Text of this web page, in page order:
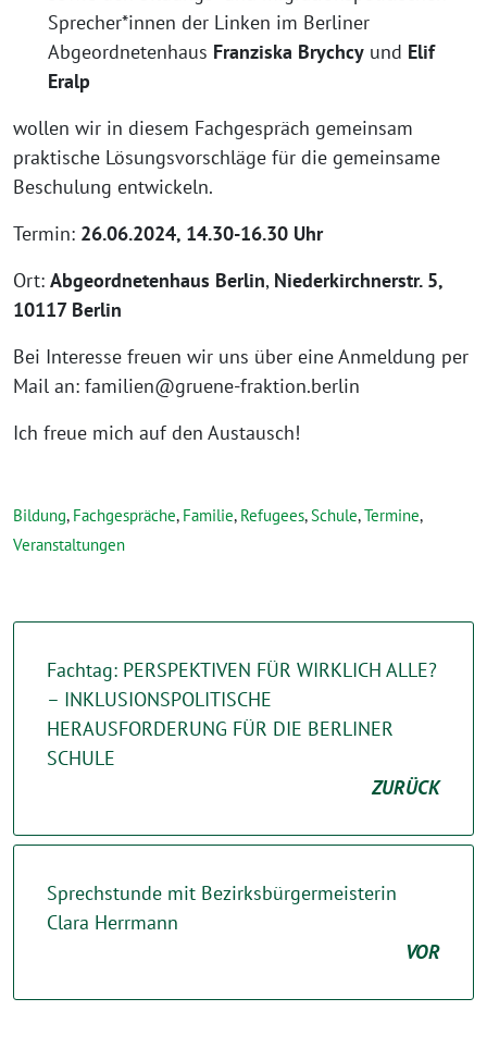
Sprecher*innen der Linken im Berliner
Abgeordnetenhaus Franziska Brychcy und Elif
Eralp
wollen wir in diesem Fachgespräch gemeinsam
praktische Lösungsvorschläge für die gemeinsame
Beschulung entwickeln.
Termin: 26.06.2024, 14.30-16.30 Uhr
Ort: Abgeordnetenhaus Berlin, Niederkirchnerstr. 5,
10117 Berlin
Bei Interesse freuen wir uns über eine Anmeldung per
Mail an: familien@gruene-fraktion.berlin
Ich freue mich auf den Austausch!
Bildung, Fachgespräche, Familie, Refugees,Schule,Termine,
Veranstaltungen
Fachtag: PERSPEKTIVEN FÜR WIRKLICH ALLE?
– INKLUSIONSPOLITISCHE
HERAUSFORDERUNG FÜR DIE BERLINER
SCHULE
ZURÜCK
Sprechstunde mit Bezirksbürgermeisterin
Clara Herrmann
VOR